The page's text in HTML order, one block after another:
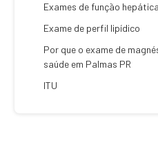
Exames de função
Exame de perfil lipídico
Por que o exame de
saúde em Palmas PR
ITU